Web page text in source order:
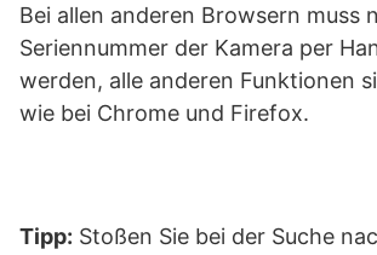
Bei allen anderen Browsern muss
Seriennummer der Kamera per
werden, alle anderen Funktionen
wie bei Chrome und Firefox.
Tipp: Stoßen Sie bei der Suche